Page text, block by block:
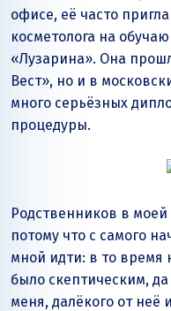
офисе, её часто
косметолога на
«Лузарина». Она
Вест», но и в
много серьёзных
процедуры.
Родственников в моей
потому что с самого
мной идти: в то время
было скептическим,
меня, далёкого от неё